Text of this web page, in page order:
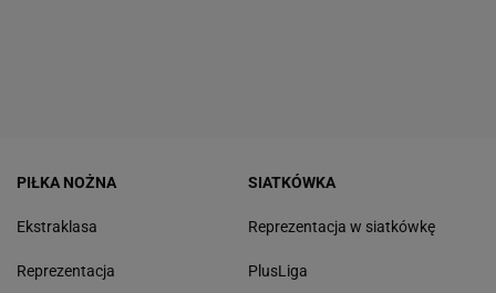
PIŁKA NOŻNA
Ekstraklasa
Reprezentacja
SIATKÓWKA
Reprezentacja w siatkówkę
PlusLiga